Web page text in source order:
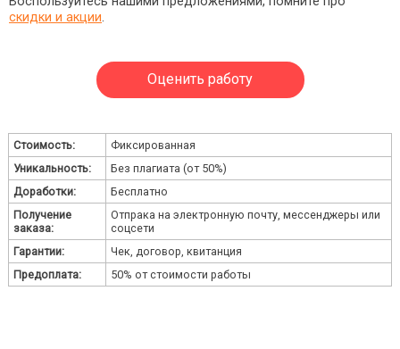
скидки и акции.
Оценить работу
Стоимость:
Фиксированная
Уникальность:
Без плагиата (от 50%)
Доработки:
Бесплатно
Получение
заказа:
Отпрака на электронную почту, мессенджеры или
соцсети
Гарантии:
Чек, договор, квитанция
Предоплата:
50% от стоимости работы